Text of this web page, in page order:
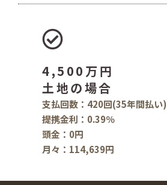
4,500万円
土地の場合
支払回数：420回(35年間払い)
提携金利：0.39％
頭金：0円
月々：114,639円